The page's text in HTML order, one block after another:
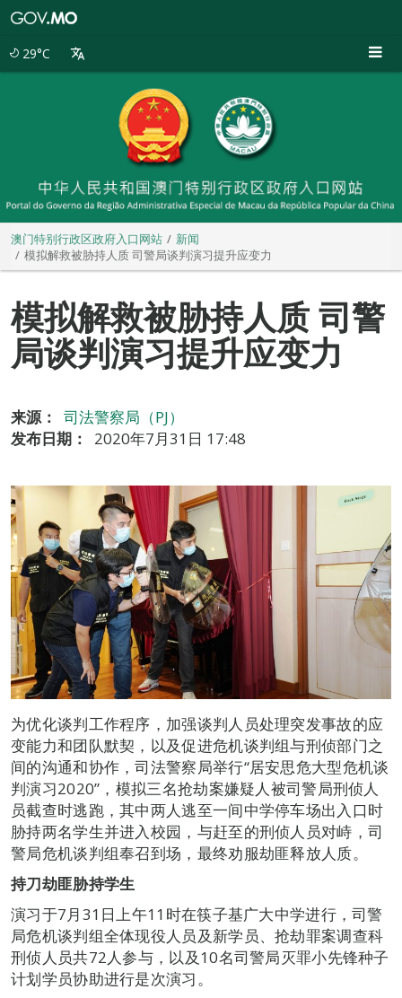
29°C
澳门特别行政区政府入口网站
新闻
模拟解救被胁持人质 司警局谈判演习提升应变力
模拟解救被胁持人质 司警
局谈判演习提升应变力
来源：
司法警察局（PJ）
发布日期：
2020年7月31日 17:48
为优化谈判工作程序，加强谈判人员处理突发事故的应
变能力和团队默契，以及促进危机谈判组与刑侦部门之
间的沟通和协作，司法警察局举行“居安思危大型危机谈
判演习2020”，模拟三名抢劫案嫌疑人被司警局刑侦人
员截查时逃跑，其中两人逃至一间中学停车场出入口时
胁持两名学生并进入校园，与赶至的刑侦人员对峙，司
警局危机谈判组奉召到场，最终劝服劫匪释放人质。
持刀劫匪胁持学生
演习于7月31日上午11时在筷子基广大中学进行，司警
局危机谈判组全体现役人员及新学员、抢劫罪案调查科
刑侦人员共72人参与，以及10名司警局灭罪小先锋种子
计划学员协助进行是次演习。